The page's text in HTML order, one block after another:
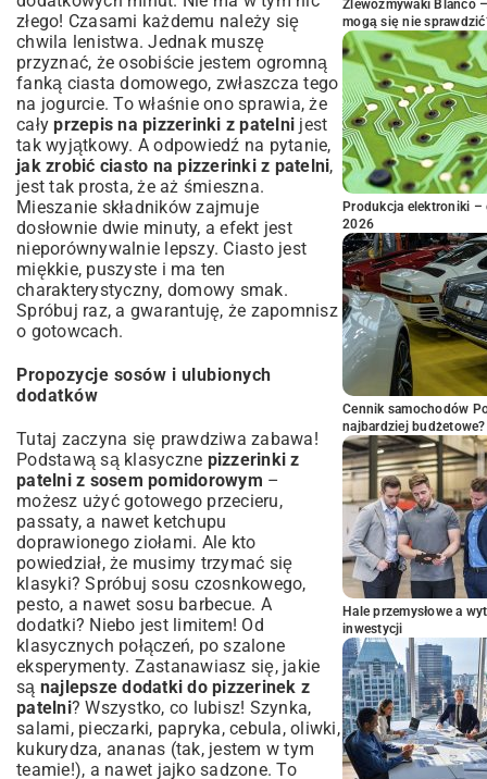
złego! Czasami każdemu należy się
chwila lenistwa. Jednak muszę
przyznać, że osobiście jestem ogromną
fanką ciasta domowego, zwłaszcza tego
na jogurcie. To właśnie ono sprawia, że
całyprzepis na pizzerinki z patelni jest
tak wyjątkowy. A odpowiedź na pytanie,
jak zrobić ciasto na pizzerinki z patelni,
jest tak prosta, że aż śmieszna.
Mieszanie składników zajmuje
dosłownie dwie minuty, a efekt jest
nieporównywalnie lepszy. Ciasto jest
miękkie, puszyste i ma ten
charakterystyczny, domowy smak.
Spróbuj raz, a gwarantuję, że zapomnisz
o gotowcach.
Propozycje sosów i ulubionych
dodatków
Tutaj zaczyna się prawdziwa zabawa!
Podstawą są klasyczne pizzerinki z
patelni z sosem pomidorowym –
możesz użyć gotowego przecieru,
passaty, a nawet ketchupu
doprawionego ziołami. Ale kto
powiedział, że musimy trzymać się
klasyki? Spróbuj sosu czosnkowego,
pesto, a nawet sosu barbecue. A
dodatki? Niebo jest limitem! Od
klasycznych połączeń, po szalone
eksperymenty. Zastanawiasz się, jakie
są najlepsze dodatki do pizzerinek z
patelni? Wszystko, co lubisz! Szynka,
salami, pieczarki, papryka, cebula, oliwki,
kukurydza, ananas (tak, jestem w tym
teamie!), a nawet jajko sadzone. To
Zlewozmywaki Blanco
mogą się nie
Produkcja elektroniki –
2026
Cennik samochodów
najbardziej budżetowe?
Hale przemysłowe a
inwestycji